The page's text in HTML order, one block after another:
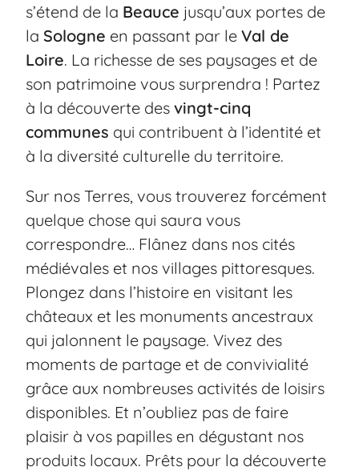
s’étend de la Beauce jusqu’aux portes de
laSologne en passant par leVal de
Loire. La richesse de ses paysages et de
son patrimoine vous surprendra ! Partez
à la découverte desvingt-cinq
communes qui contribuent à l’identité et
à la diversité culturelle du territoire.
Sur nos Terres, vous trouverez forcément
quelque chose qui saura vous
correspondre… Flânez dans nos cités
médiévales et nos villages pittoresques.
Plongez dans l’histoire en visitant les
châteaux et les monuments ancestraux
qui jalonnent le paysage. Vivez des
moments de partage et de convivialité
grâce aux nombreuses activités de loisirs
disponibles. Et n’oubliez pas de faire
plaisir à vos papilles en dégustant nos
produits locaux. Prêts pour la découverte